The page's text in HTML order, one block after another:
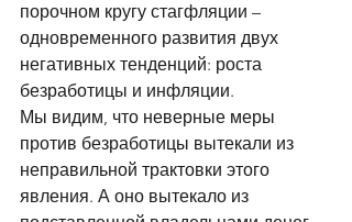
порочном кругу стагфляции –
одновременного развития двух
негативных тенденций: роста
безработицы и инфляции.
Мы видим, что неверные меры
против безработицы вытекали из
неправильной трактовки этого
явления. А оно вытекало из